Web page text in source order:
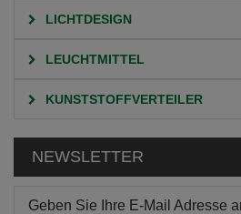
LICHTDESIGN
LEUCHTMITTEL
KUNSTSTOFFVERTEILER
NEWSLETTER
Geben Sie Ihre E-Mail Adresse